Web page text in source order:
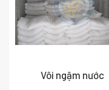
Vôi ngậm nước